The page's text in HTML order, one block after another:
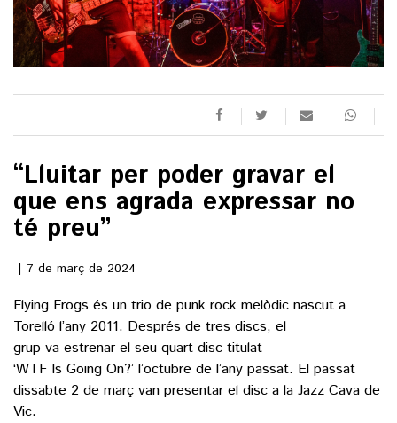
EL CLÀSSIC | ELS 3 TAMBORS
TEMÀTIQUES
()
SOCIETAT
ECONOMIA
VEURE TOTES
FUTBOL
HOQUEI PATINS
MOTOR
ARTS ESCÈNIQUES
SUPLEMENTS
“Lluitar per poder gravar el
que ens agrada expressar no
té preu”
7 de març de 2024
Flying Frogs és un trio de punk rock melòdic nascut a
Torelló l’any 2011. Després de tres discs, el
grup va estrenar el seu quart disc titulat
‘WTF Is Going On?’ l’octubre de l’any passat. El passat
dissabte 2 de març van presentar el disc a la Jazz Cava de
Vic.